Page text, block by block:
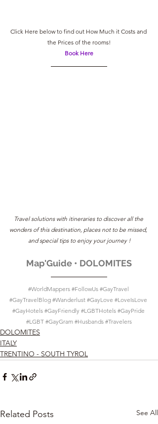
Click Here below to find out How Much it Costs and
the Prices of the rooms!
Book Here
Travel solutions with itineraries to discover all the
wonders of this destination, places not to be missed,
and special tips to enjoy your journey !
Map'Guide • DOLOMITES
#WorldMappers #FollowUs #GayTravel
#GayTravelBlog #Wanderlust #GayLove #LoveIsLove
#GayHotels #GayFriendly #LGBTHotels #GayPride
#LGBT #GayGram #Husbands #Travelers
DOLOMITES
ITALY
TRENTINO - SOUTH TYROL
Related Posts See All